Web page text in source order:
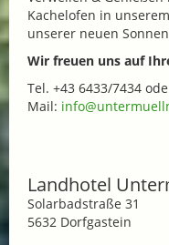
Kachelofen in
unserer neuen
Wir freuen uns auf
Tel. +43 6433/7434
Mail:
Landhotel
Solarbadstraße 31
5632 Dorfgastein